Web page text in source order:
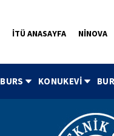
İTÜ ANASAYFA NİNOVA
BURS KONUKEVİ